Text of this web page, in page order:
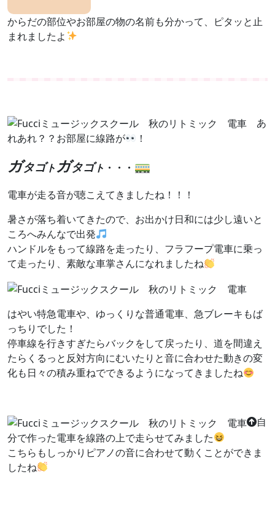
からだの部位やお部屋の物の名前も分かって、ピタッと止
まれましたよ
あ
れあれ？？お部屋に線路が
！
ガタゴト ガタゴト ・・・
電車が走る音が聴こえてきましたね！！！
暑さが落ち着いてきたので、お出かけ日和には少し遠いと
ころへみんなで出発
ハンドルをもって線路を走ったり、フラフープ電車に乗っ
て走ったり、素敵な車掌さんになれましたね
はやい特急電車や、ゆっくりな普通電車、急ブレーキもば
っちりでした！
停車線を行きすぎたらバックをして戻ったり、道を間違え
たらくるっと反対方向にむいたりと音に合わせた動きの変
化も日々の積み重ねでできるようになってきましたね
自
分で作った電車を線路の上で走らせてみました
こちらもしっかりピアノの音に合わせて動くことができま
したね